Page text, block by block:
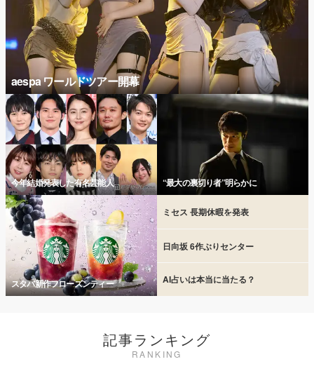
aespa ワールドツアー開幕
今年結婚発表した有名芸能人 “最大の裏切り者”明らかに
スタバ新作フローズンティー
ミセス 長期休暇を発表
日向坂 6作ぶりセンター
AI占いは本当に当たる？
記事ランキング
RANKING